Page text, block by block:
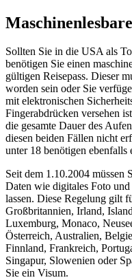
Sollten Sie in die USA als
benötigen Sie einen
gültigen Reisepass. Dieser
worden sein oder Sie
mit elektronischen
Fingerabdrücken versehen
die gesamte Dauer des
diesen beiden Fällen nicht
unter 18 benötigen ebenfalls
Seit dem 1.10.2004 müssen
Daten wie digitales Foto
lassen. Diese Regelung gilt
Großbritannien, Irland,
Luxemburg, Monaco,
Österreich, Australien,
Finnland, Frankreich,
Singapur, Slowenien oder
Sie ein Visum.